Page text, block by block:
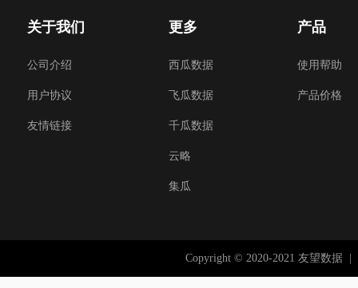
关于我们
公司介绍
用户协议
友情链接
更多
西瓜数据
飞瓜数据
千瓜数据
云略
集瓜
产品
使用帮助
产品价格
Copyright © 2020-2021 友望数据